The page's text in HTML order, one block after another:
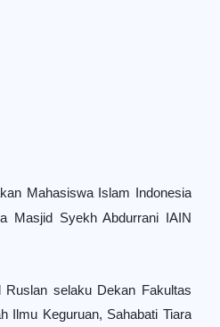
Mahasiswa Islam Indonesia
Masjid Syekh Abdurrani IAIN
selaku Dekan Fakultas
Ilmu Keguruan, Sahabati Tiara